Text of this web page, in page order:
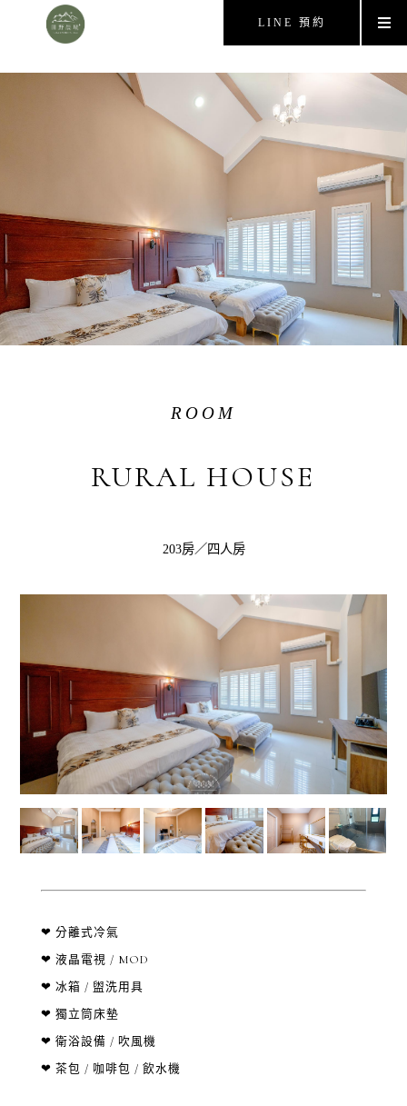
LINE 預約
ROOM
RURAL HOUSE
203房／四人房
❤ 分離式冷氣
❤ 液晶電視 / MOD
❤ 冰箱 / 盥洗用具
❤ 獨立筒床墊
❤ 衛浴設備 / 吹風機
❤ 茶包 / 咖啡包 / 飲水機